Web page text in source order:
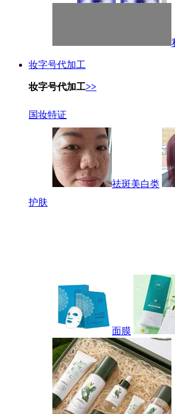
妆字号代加工
妆字号代加工>>
国妆特证
祛斑美白类
护肤
面膜